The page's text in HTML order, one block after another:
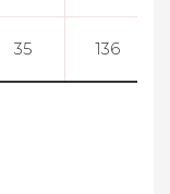
35 136